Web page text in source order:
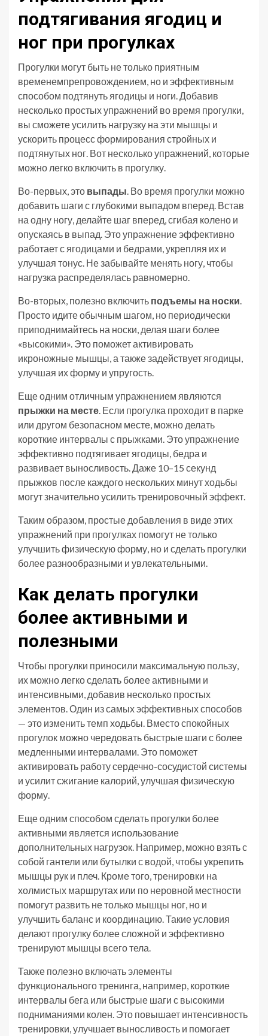
подтягивания ягодиц и
ног при прогулках
Прогулки могут быть не только приятным
временемпрепровождением, но и эффективным
способом подтянуть ягодицы и ноги. Добавив
несколько простых упражнений во время прогулки,
вы сможете усилить нагрузку на эти мышцы и
ускорить процесс формирования стройных и
подтянутых ног. Вот несколько упражнений, которые
можно легко включить в прогулку.
Во-первых, это выпады . Во время прогулки можно
добавить шаги с глубокими выпадом вперед. Встав
на одну ногу, делайте шаг вперед, сгибая колено и
опускаясь в выпад. Это упражнение эффективно
работает с ягодицами и бедрами, укрепляя их и
улучшая тонус. Не забывайте менять ногу, чтобы
нагрузка распределялась равномерно.
Во-вторых, полезно включить подъемы на носки
Просто идите обычным шагом, но периодически
приподнимайтесь на носки, делая шаги более
«высокими». Это поможет активировать
икроножные мышцы, а также задействует ягодицы,
улучшая их форму и упругость.
Еще одним отличным упражнением являются
прыжки на месте . Если прогулка проходит в парке
или другом безопасном месте, можно делать
короткие интервалы с прыжками. Это упражнение
эффективно подтягивает ягодицы, бедра и
развивает выносливость. Даже 10–15 секунд
прыжков после каждого нескольких минут ходьбы
могут значительно усилить тренировочный эффект.
Таким образом, простые добавления в виде этих
упражнений при прогулках помогут не только
улучшить физическую форму, но и сделать прогулки
более разнообразными и увлекательными.
Как делать прогулки
более активными и
полезными
Чтобы прогулки приносили максимальную пользу,
их можно легко сделать более активными и
интенсивными, добавив несколько простых
элементов. Один из самых эффективных способов
— это изменить темп ходьбы. Вместо спокойных
прогулок можно чередовать быстрые шаги с более
медленными интервалами. Это поможет
активировать работу сердечно-сосудистой системы
и усилит сжигание калорий, улучшая физическую
форму.
Еще одним способом сделать прогулки более
активными является использование
дополнительных нагрузок. Например, можно взять с
собой гантели или бутылки с водой, чтобы укрепить
мышцы рук и плеч. Кроме того, тренировки на
холмистых маршрутах или по неровной местности
помогут развить не только мышцы ног, но и
улучшить баланс и координацию. Такие условия
делают прогулку более сложной и эффективно
тренируют мышцы всего тела.
Также полезно включать элементы
функционального тренинга, например, короткие
интервалы бега или быстрые шаги с высокими
подниманиями колен. Это повышает интенсивность
тренировки, улучшает выносливость и помогает